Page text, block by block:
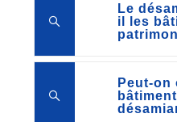
Le
il les
Peut-on